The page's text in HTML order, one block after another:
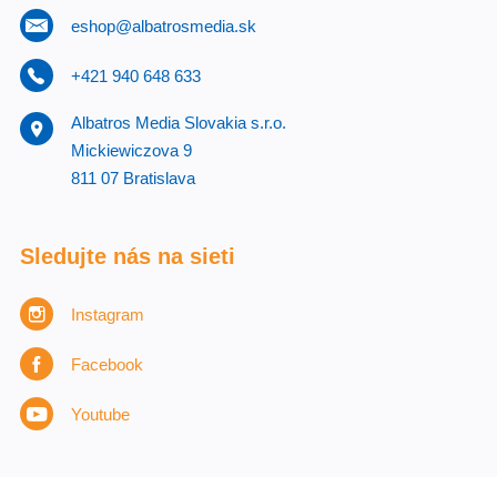
eshop@albatrosmedia.sk
+421 940 648 633
Albatros Media Slovakia s.r.o.
Mickiewiczova 9
811 07 Bratislava
Sledujte nás na sieti
Instagram
Facebook
Youtube